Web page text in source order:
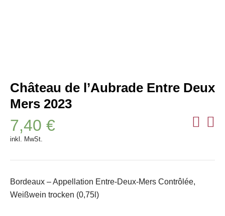
Château de l’Aubrade Entre Deux
Mers 2023
7,40 €
inkl. MwSt.
Bordeaux – Appellation Entre-Deux-Mers Contrôlée,
Weißwein trocken (0,75l)